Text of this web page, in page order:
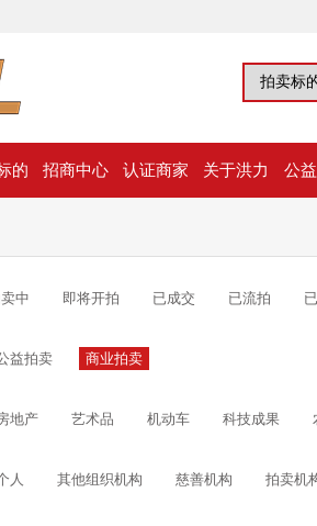
的 招商中心 认证商家 关于洪力 公
中 即将开拍 已成交 已流拍
益拍卖 商业拍卖
地产 艺术品 机动车 科技成果
人 其他组织机构 慈善机构 拍卖机